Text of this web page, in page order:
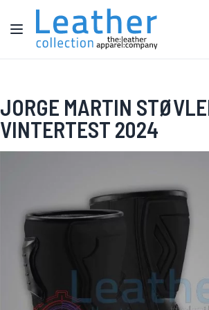
Hopp til innhold
Toggle Nav
JORGE MARTIN
VINTERTEST 2024